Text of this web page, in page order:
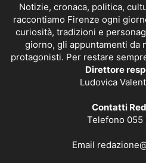
Notizie, cronaca, politica,
raccontiamo Firenze ogni
curiosità, tradizioni e
giorno, gli appuntamenti da
protagonisti. Per restare
Direttore
Ludovica
Contatti
Telefono 055
Email